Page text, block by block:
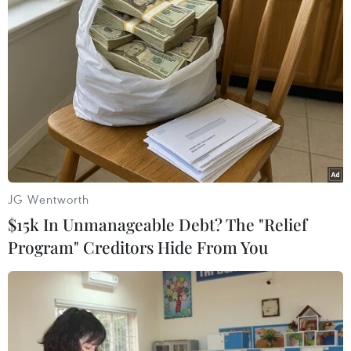
đầu mới cho quan hệ song phương?
12/05/2017 09:58
Tổng thống Thổ Nhĩ Kỳ Tayyip Erdogan chuẩn bị thăm
Mỹ trong bối cảnh mối quan hệ giữa hai đồng minh
trong NATO này đang căng thẳng do những bất đồng
về chính sách Syria.
JG Wentworth
$15k In Unmanageable Debt? The "Relief
Program" Creditors Hide From You